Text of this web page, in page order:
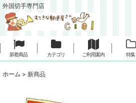
外国切手専門店
新着商品 カテゴリ ご利用案内 特集
ホーム > 新商品